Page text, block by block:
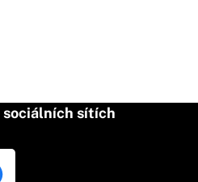
sociálních sítích